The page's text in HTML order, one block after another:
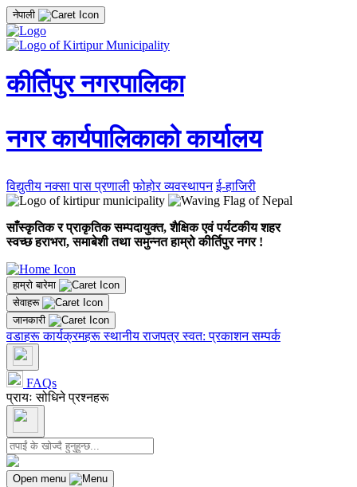
नेपाली
कीर्तिपुर नगरपालिका
नगर कार्यपालिकाको कार्यालय
विद्युतीय नक्सा पास प्रणाली फोहोर व्यवस्थापन ई-हाजिरी
साँस्कृतिक र प्राकृतिक सम्पदायुक्त, शैक्षिक एवं पर्यटकीय शहर
स्वच्छ हराभरा, समाबेशी तथा समुन्नत हाम्रो कीर्तिपुर नगर !
हाम्रो बारेमा
सेवाहरू
जानकारी
वडाहरूकार्यक्रमहरूस्थानीय राजपत्रस्वत: प्रकाशनसम्पर्क
FAQs
प्रायः सोधिने प्रश्नहरू
Open menu